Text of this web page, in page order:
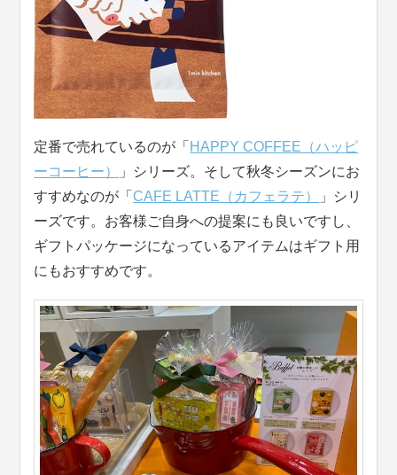
定番で売れているのが「 HAPPY COFFEE（ハッピ
ーコーヒー）
」シリーズ。そして秋冬シーズンにお
すすめなのが「CAFE LATTE（カフェラテ）
」シリ
ーズです。お客様ご自身への提案にも良いですし、
ギフトパッケージになっているアイテムはギフト用
にもおすすめです。